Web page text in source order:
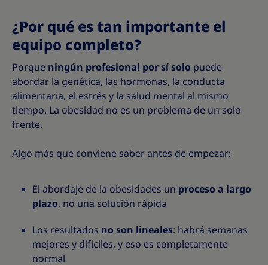
¿Por qué es tan importante el
equipo completo?
Porque ningún profesional por sí solo puede
abordar la genética, las hormonas, la conducta
alimentaria, el estrés y la salud mental al mismo
tiempo. La obesidad no es un problema de un solo
frente.
Algo más que conviene saber antes de empezar:
El abordaje de la obesidades un proceso a largo
plazo, no una solución rápida
Los resultados no son lineales: habrá semanas
mejores y dificiles, y eso es completamente
normal